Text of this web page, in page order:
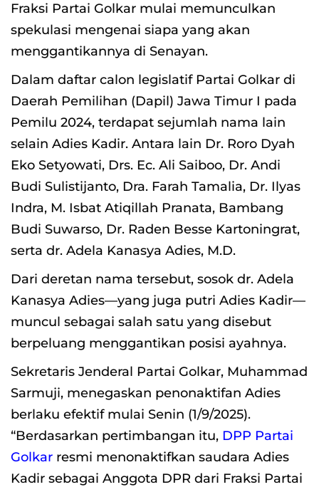
Fraksi Partai Golkar mulai memunculkan
spekulasi mengenai siapa yang akan
menggantikannya di Senayan.
Dalam daftar calon legislatif Partai Golkar di
Daerah Pemilihan (Dapil) Jawa Timur I pada
Pemilu 2024, terdapat sejumlah nama lain
selain Adies Kadir. Antara lain Dr. Roro Dyah
Eko Setyowati, Drs. Ec. Ali Saiboo, Dr. Andi
Budi Sulistijanto, Dra. Farah Tamalia, Dr. Ilyas
Indra, M. Isbat Atiqillah Pranata, Bambang
Budi Suwarso, Dr. Raden Besse Kartoningrat,
serta dr. Adela Kanasya Adies, M.D.
Dari deretan nama tersebut, sosok dr. Adela
Kanasya Adies—yang juga putri Adies Kadir—
muncul sebagai salah satu yang disebut
berpeluang menggantikan posisi ayahnya.
Sekretaris Jenderal Partai Golkar, Muhammad
Sarmuji, menegaskan penonaktifan Adies
berlaku efektif mulai Senin (1/9/2025).
“Berdasarkan pertimbangan itu, DPP Partai
Golkar resmi menonaktifkan saudara Adies
Kadir sebagai Anggota DPR dari Fraksi Partai